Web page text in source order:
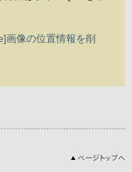
画像の位置情報を削